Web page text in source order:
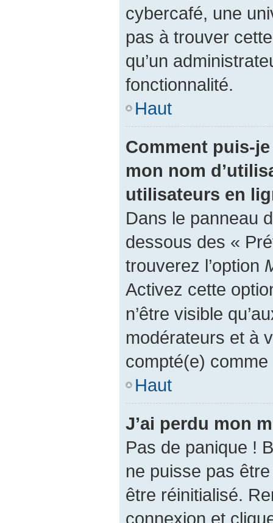
cybercafé, une
pas à trouver
qu’un
fonctionnalité.
Haut
Comment puis-
mon nom
utilisateurs en
Dans le panneau
dessous des «
trouverez l’option
Activez cette
n’être visible
modérateurs et à
compté(e)
Haut
J’ai perdu mon
Pas de panique !
ne puisse pas
être réinitialisé.
connexion et